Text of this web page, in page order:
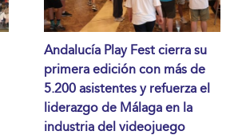
Andalucía Play Fest cierra su
primera edición con más de
5.200 asistentes y refuerza el
liderazgo de Málaga en la
industria del videojuego